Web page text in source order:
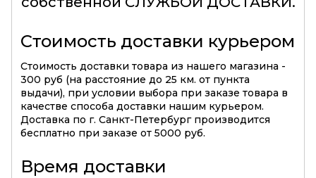
Стоимость доставки курьером
Стоимость доставки товара из нашего магазина -
300 руб (на расстояние до 25 км. от пункта
выдачи), при условии выбора при заказе товара в
качестве способа доставки нашим курьером.
Доставка по г. Санкт-Петербург производится
бесплатно при заказе от 5000 руб.
Время доставки